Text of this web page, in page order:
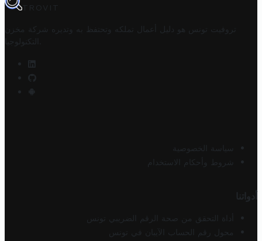
TROVIT
تروفيت تونس هو دليل أعمال تملكه وتحتفظ به وتديره
شركة مخزن
التكنولوجيا
سياسة الخصوصية
شروط وأحكام الاستخدام
أدواتنا
أداة التحقق من صحة الرقم الضريبي تونس
محول رقم الحساب الآيبان في تونس